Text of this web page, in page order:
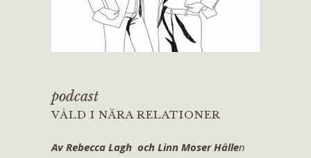
podcast
VÅLD I NÄRA RELATIONER
Av Rebecca Lagh och Linn Moser Hällen